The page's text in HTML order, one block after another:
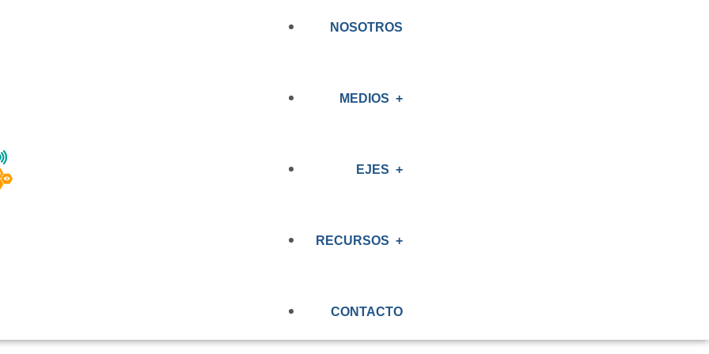
NOSOTROS
MEDIOS
PRENSA
EJES
OBSERVATORIO
RECURSOS
EVALUACIÓN RENAL
CONTACTO
NORMA DE
REGULAR LOS
CHILE